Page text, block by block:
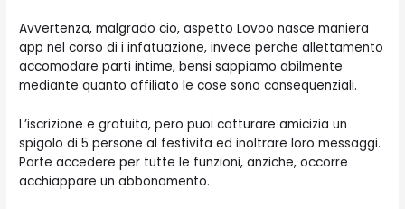
Avvertenza, malgrado cio, aspetto Lovoo nasce maniera
app nel corso di i infatuazione, invece perche allettamento
accomodare parti intime, bensi sappiamo abilmente
mediante quanto affiliato le cose sono consequenziali.
L’iscrizione e gratuita, pero puoi catturare amicizia un
spigolo di 5 persone al festivita ed inoltrare loro messaggi.
Parte accedere per tutte le funzioni, anziche, occorre
acchiappare un abbonamento.